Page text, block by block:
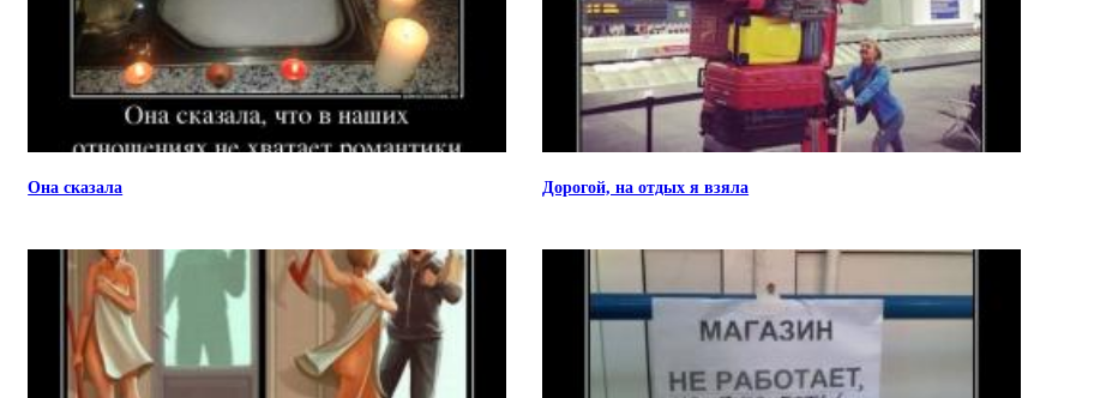
Она сказала Дорогой, на отдых я взяла